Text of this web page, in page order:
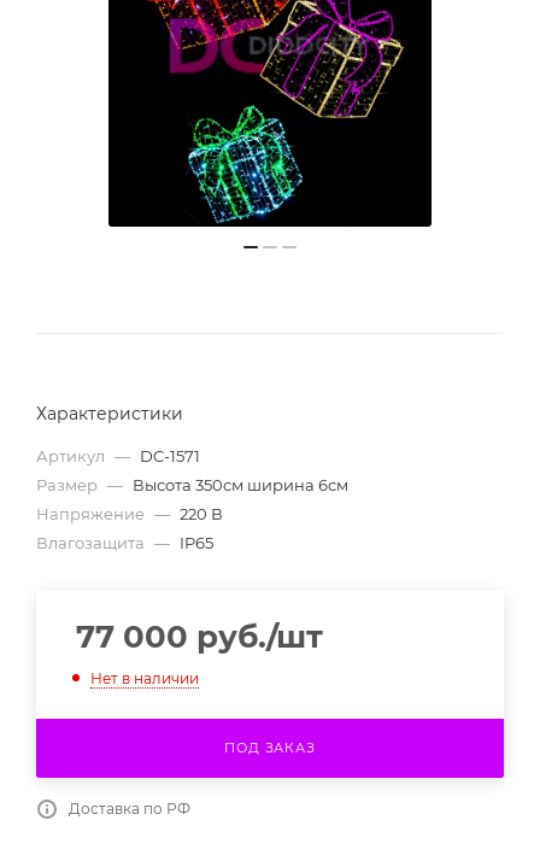
Характеристики
Артикул — DC-1571
Размер — Высота 350см ширина 6см
Напряжение — 220 В
Влагозащита — IP65
77 000 руб./шт
Нет в наличии
ПОД ЗАКАЗ
Доставка по РФ